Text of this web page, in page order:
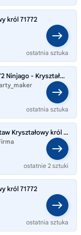
król 71772
ostatnia sztuka
LEGO Ninjago LEGO 71772 Ninjago - Kryształowy król 71772
ostatnia sztuka
Klocki LEGO Ninjago Zestaw Kryształowy król 71772
ostatnie 2 sztuki
król 71772
ostatnia sztuka